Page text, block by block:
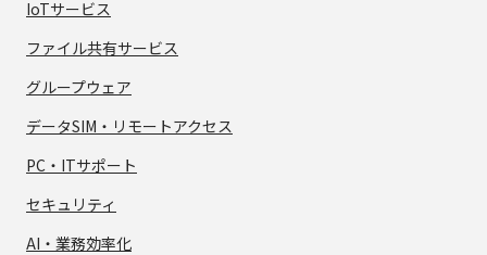
IoTサービス
ファイル共有サービス
グループウェア
データSIM・ リモートアクセス
PC・ITサポート
セキュリティ
AI・業務効率化